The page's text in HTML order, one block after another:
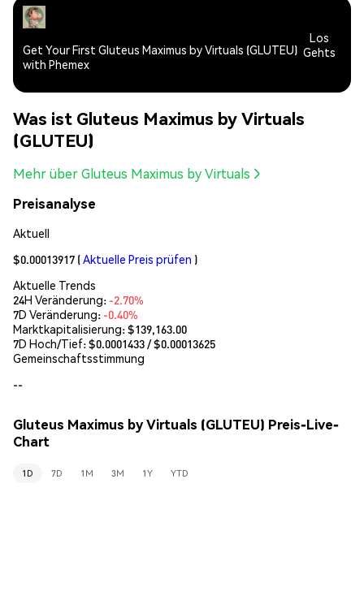
Get Your First Gluteus Maximus by Virtuals (GLUTEU)
with Phemex
Los
Gehts
Was ist Gluteus Maximus by Virtuals
(GLUTEU)
Mehr über Gluteus Maximus by Virtuals
Preisanalyse
Aktuell
$0.00013917 (Aktuelle Preis prüfen )
Aktuelle Trends
24H Veränderung: -2.70%
7D Veränderung: -0.40%
Marktkapitalisierung:$139,163.00
7D Hoch/Tief: $0.0001433/ $0.00013625
Gemeinschaftsstimmung
--
Gluteus Maximus by Virtuals (GLUTEU) Preis-Live-
Chart
1D 7D 1M 3M 1Y YTD